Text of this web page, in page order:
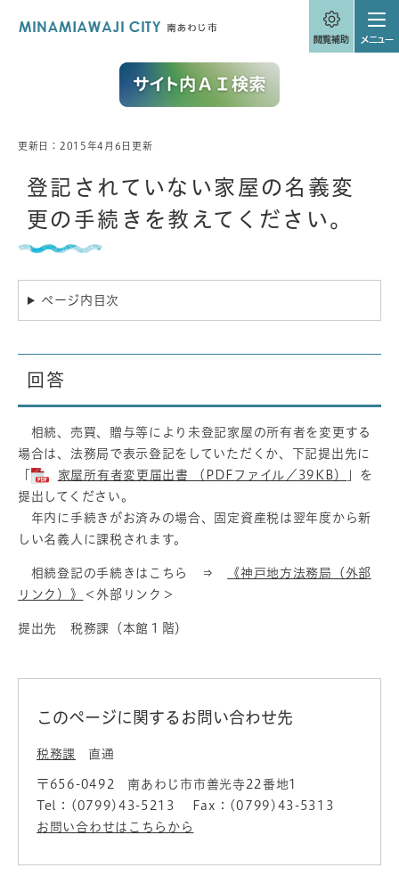
本
更新日：2015年4月6日更新
登記されていない家屋の名義変
更の手続きを教えてください。
ページ内目次
回答
相続、売買、贈与等により未登記家屋の所有者を変更する
場合は、法務局で表示登記をしていただくか、下記提出先に
家屋所有者変更届出書 （PDFファイル／39KB）
」を
提出してください。
年内に手続きがお済みの場合、固定資産税は翌年度から新
しい名義人に課税されます。
相続登記の手続きはこちら ⇒
《神戸地方法務局（外部
リンク）》
＜外部リンク＞
提出先 税務課（本館１階）
このページに関するお問い合わせ先
税務課 直通
〒656-0492
南あわじ市市善光寺22番地1
Tel：(0799)43-5213
Fax：(0799)43-5313
お問い合わせはこちらから